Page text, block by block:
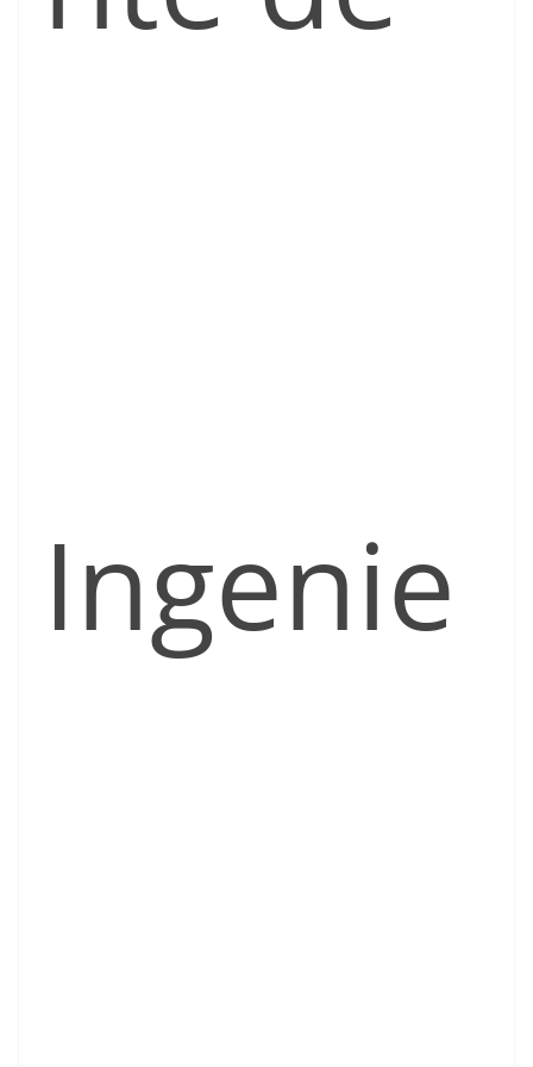
Ingenie